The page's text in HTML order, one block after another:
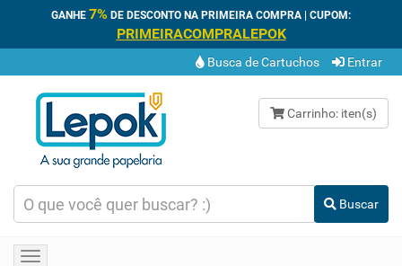
GANHE 7% DE DESCONTO NA PRIMEIRA COMPRA | CUPOM:
PRIMEIRACOMPRALEPOK
Busca de Cartuchos Entrar
Carrinho: iten(s)
Buscar
Toggle